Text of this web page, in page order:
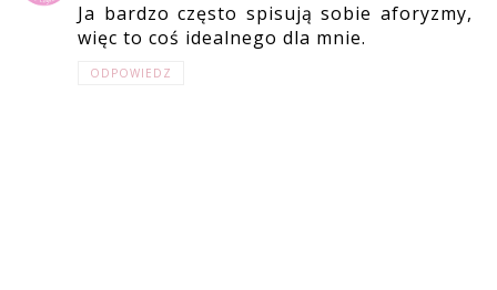
Ja bardzo często spisują sobie aforyzmy,
więc to coś idealnego dla mnie.
ODPOWIEDZ